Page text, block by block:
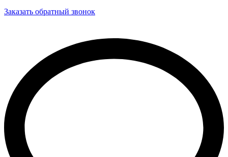
Заказать обратный звонок